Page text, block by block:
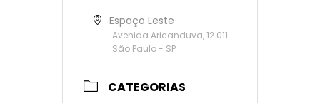
Espaço Leste
Avenida Aricanduva, 12.011
São Paulo - SP
CATEGORIAS